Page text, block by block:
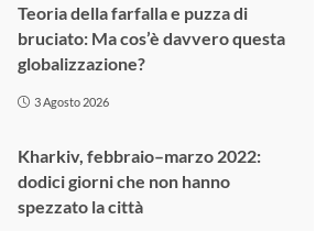
Teoria della farfalla e puzza di
bruciato: Ma cos’è davvero questa
globalizzazione?
3 Agosto 2026
Kharkiv, febbraio–marzo 2022:
dodici giorni che non hanno
spezzato la città